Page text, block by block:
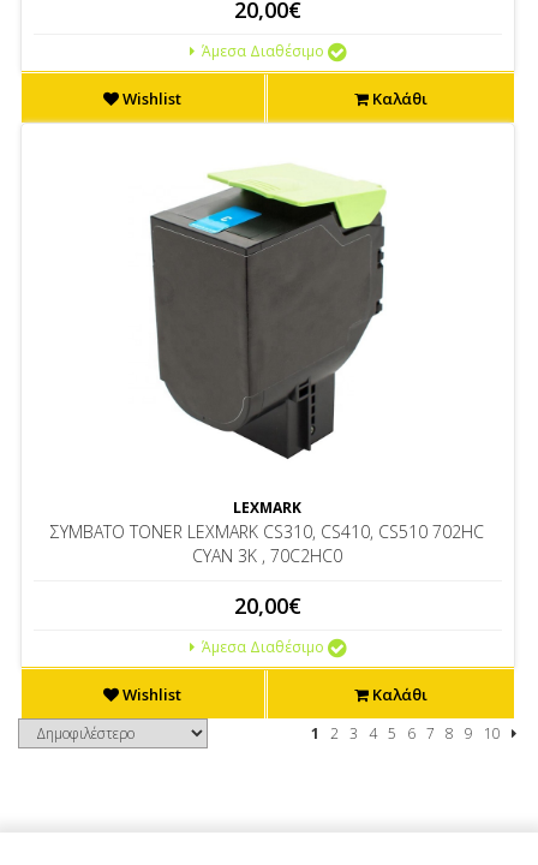
20,00€
Άμεσα Διαθέσιμο
Wishlist Καλάθι
LEXMARK
ΣΥΜΒΑΤΟ TONER LEXMARK CS310, CS410, CS510 702HC
CYAN 3K , 70C2HC0
20,00€
Άμεσα Διαθέσιμο
Wishlist Καλάθι
1 2 3 4 5 6 7 8 9 10